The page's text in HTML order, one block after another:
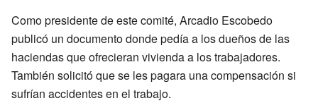
Como presidente de este comité, Arcadio Escobedo
publicó un documento donde pedía a los dueños de las
haciendas que ofrecieran vivienda a los trabajadores.
También solicitó que se les pagara una compensación si
sufrían accidentes en el trabajo.